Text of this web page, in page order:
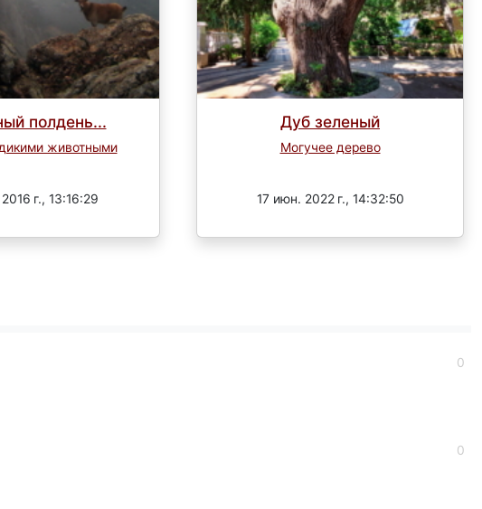
полдень...
животными
г., 13:16:29
Дуб зеленый
Могучее дерево
17 июн. 2022 г., 14:32:50
0
0